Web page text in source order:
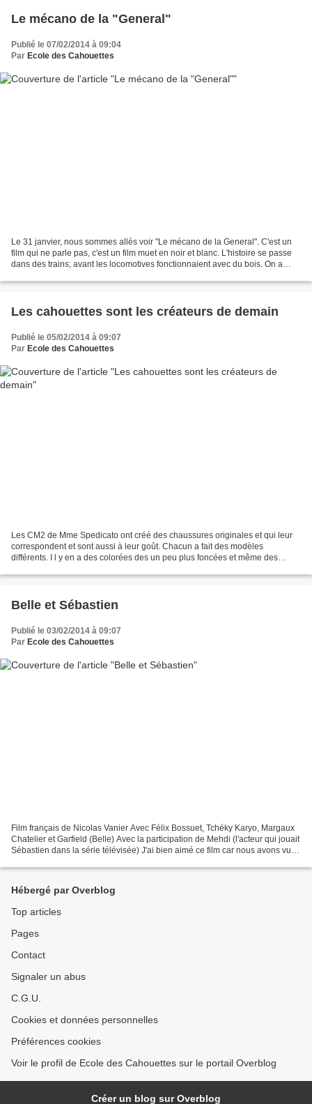
Le mécano de la "General"
Publié le 07/02/2014 à 09:04
Par Ecole des Cahouettes
Le 31 janvier, nous sommes allés voir "Le mécano de la General". C'est un
film qui ne parle pas, c'est un film muet en noir et blanc. L'histoire se passe
dans des trains; avant les locomotives fonctionnaient avec du bois. On a
Les cahouettes sont les créateurs de demain
Publié le 05/02/2014 à 09:07
Par Ecole des Cahouettes
Les CM2 de Mme Spedicato ont créé des chaussures originales et qui leur
correspondent et sont aussi à leur goût. Chacun a fait des modèles
différents. I l y en a des colorées des un peu plus foncées et même des
Belle et Sébastien
Publié le 03/02/2014 à 09:07
Par Ecole des Cahouettes
Film français de Nicolas Vanier Avec Félix Bossuet, Tchéky Karyo, Margaux
Chatelier et Garfield (Belle) Avec la participation de Mehdi (l'acteur qui jouait
Sébastien dans la série télévisée) J'ai bien aimé ce film car nous avons vu
Hébergé par Overblog
Top articles
Pages
Contact
Signaler un abus
C.G.U.
Cookies et données personnelles
Préférences cookies
Voir le profil de Ecole des Cahouettes sur le portail Overblog
Créer un blog sur Overblog